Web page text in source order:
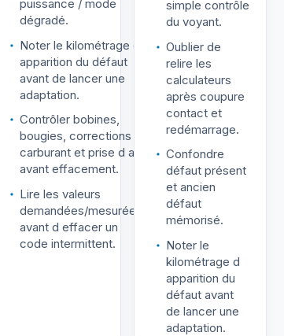
puissance / mode
dégradé.
Noter le kilométrage d
apparition du défaut
avant de lancer une
adaptation.
Contrôler bobines,
bougies, corrections
carburant et prise d air
avant effacement.
Lire les valeurs
demandées/mesurées
avant d effacer un
code intermittent.
simple contrôle
du voyant.
Oublier de
relire les
calculateurs
après coupure
contact et
redémarrage.
Confondre
défaut présent
et ancien
défaut
mémorisé.
Noter le
kilométrage d
apparition du
défaut avant
de lancer une
adaptation.